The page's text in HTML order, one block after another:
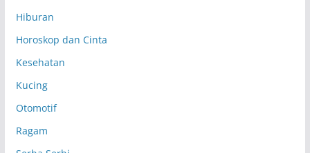
Hiburan
Horoskop dan Cinta
Kesehatan
Kucing
Otomotif
Ragam